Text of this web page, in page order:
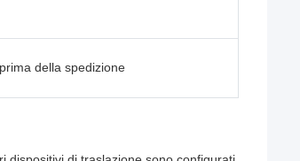
della spedizione